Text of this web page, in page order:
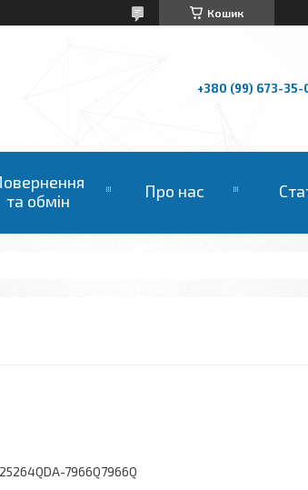
Кошик
+380 (99) 673-35-
та обмін
Про нас
25264QDA-7966Q7966Q